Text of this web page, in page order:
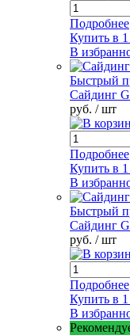
Подробнее
Купить в
В
Быстрый
Сайдинг
руб. / шт
Подробнее
Купить в
В
Быстрый
Сайдинг
руб. / шт
Подробнее
Купить в
В